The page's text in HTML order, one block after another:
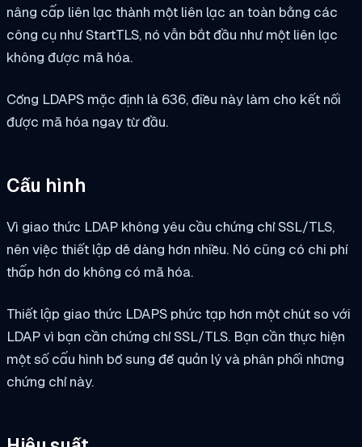
nâng cấp liên lạc thành một liên lạc an toàn bằng các
công cụ như StartTLS, nó vẫn bắt đầu như một liên lạc
không được mã hóa.
Cổng LDAPS mặc định là 636, điều này làm cho kết nối
được mã hóa ngay từ đầu.
Cấu hình
Vì giao thức LDAP không yêu cầu chứng chỉ SSL/TLS,
nên việc thiết lập dễ dàng hơn nhiều. Nó cũng có chi phí
thấp hơn do không có mã hóa.
Thiết lập giao thức LDAPS phức tạp hơn một chút so với
LDAP vì bạn cần chứng chỉ SSL/TLS. Bạn cần thực hiện
một số cấu hình bổ sung để quản lý và phân phối những
chứng chỉ này.